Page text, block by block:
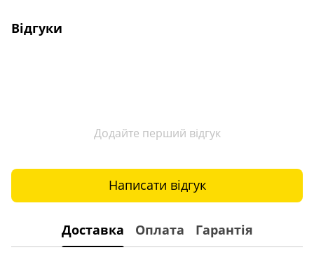
Відгуки
Додайте перший відгук
Написати відгук
Доставка Оплата Гарантія